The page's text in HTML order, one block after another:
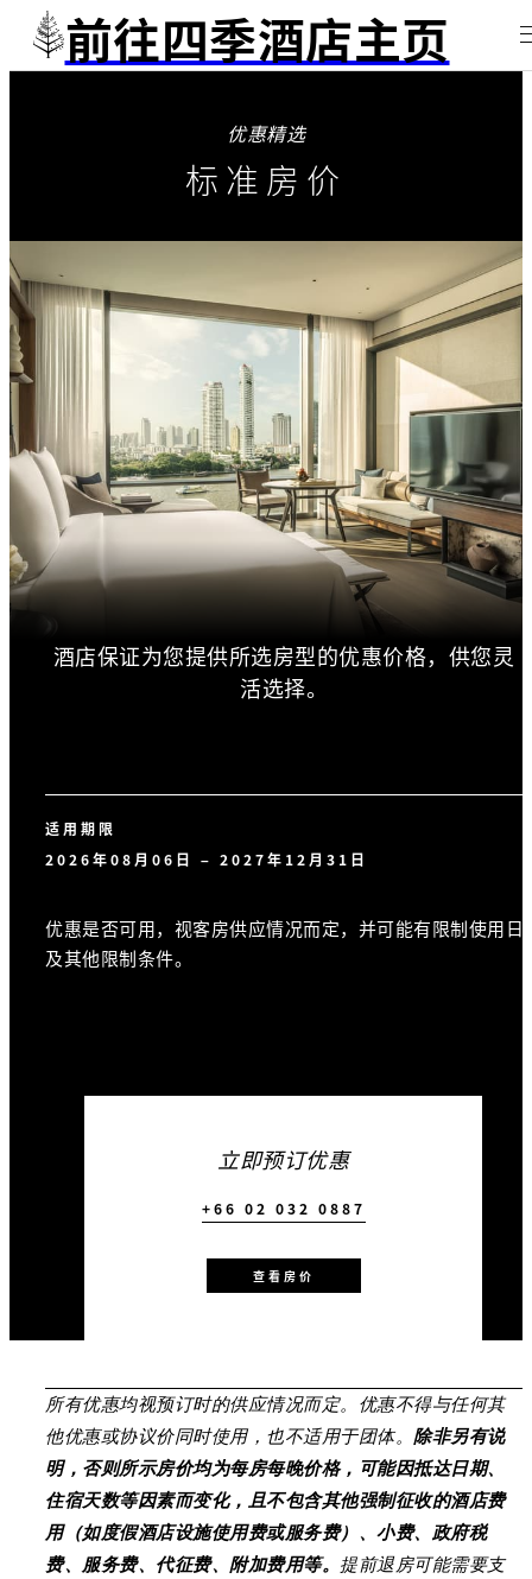
前往四季酒店主页
优惠精选
标准房价
酒店保证为您提供所选房型的优惠价格，供您灵
活选择。
适用期限
2026年08月06日 – 2027年12月31日
优惠是否可用，视客房供应情况而定，并可能有限制使用日
及其他限制条件。
立即预订优惠
+66 02 032 0887
查看房价
所有优惠均视预订时的供应情况而定。优惠不得与任何其
他优惠或协议价同时使用，也不适用于团体。 除非另有说
明，否则所示房价均为每房每晚价格，可能因抵达日期、
住宿天数等因素而变化，且不包含其他强制征收的酒店费
用（如度假酒店设施使用费或服务费）、小费、政府税
费、服务费、代征费、附加费用等。 提前退房可能需要支